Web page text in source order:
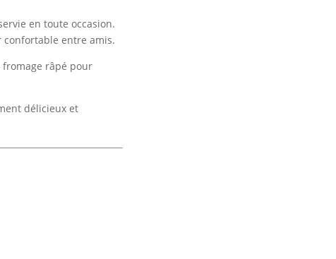
en toute occasion.
entre amis.
fromage râpé pour
délicieux et